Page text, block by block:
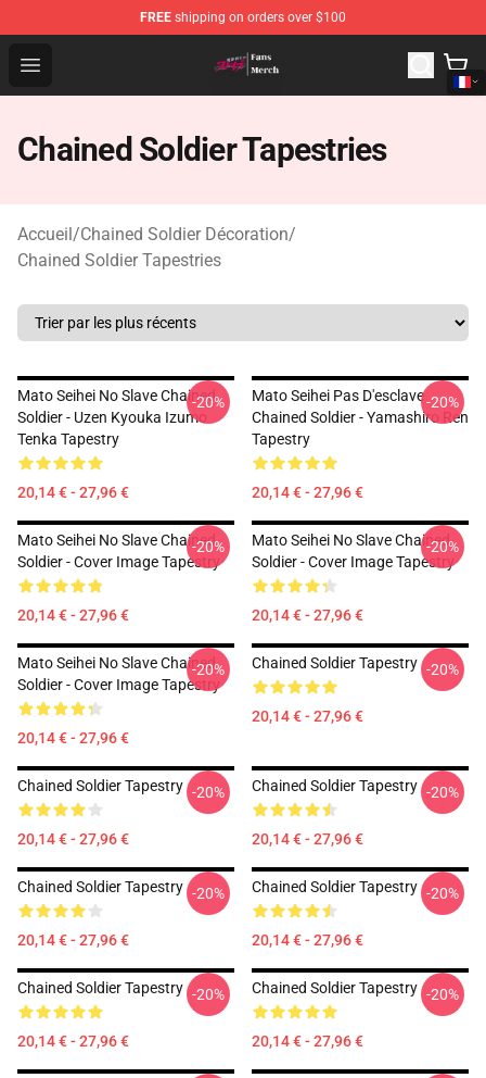
FREE shipping on orders over $100
Open menu
Chained Soldier Store - Official Chained Soldier
Chained Soldier Tapestries
Accueil/Chained Soldier Décoration/
Chained Soldier Tapestries
Mato Seihei No Slave Chained
Soldier - Uzen Kyouka Izumo
Tenka Tapestry
20,14 € - 27,96 €
-20%
Mato Seihei Pas D'esclave
Chained Soldier - Yamashiro Ren
Tapestry
20,14 € - 27,96 €
-20%
Mato Seihei No Slave Chained
Soldier - Cover Image Tapestry
20,14 € - 27,96 €
-20%
Mato Seihei No Slave Chained
Soldier - Cover Image Tapestry
20,14 € - 27,96 €
-20%
Mato Seihei No Slave Chained
Soldier - Cover Image Tapestry
20,14 € - 27,96 €
-20% Chained Soldier Tapestry
20,14 € - 27,96 €
-20%
Chained Soldier Tapestry
20,14 € - 27,96 €
-20% Chained Soldier Tapestry
20,14 € - 27,96 €
-20%
Chained Soldier Tapestry
20,14 € - 27,96 €
-20% Chained Soldier Tapestry
20,14 € - 27,96 €
-20%
Chained Soldier Tapestry
20,14 € - 27,96 €
-20% Chained Soldier Tapestry
20,14 € - 27,96 €
-20%